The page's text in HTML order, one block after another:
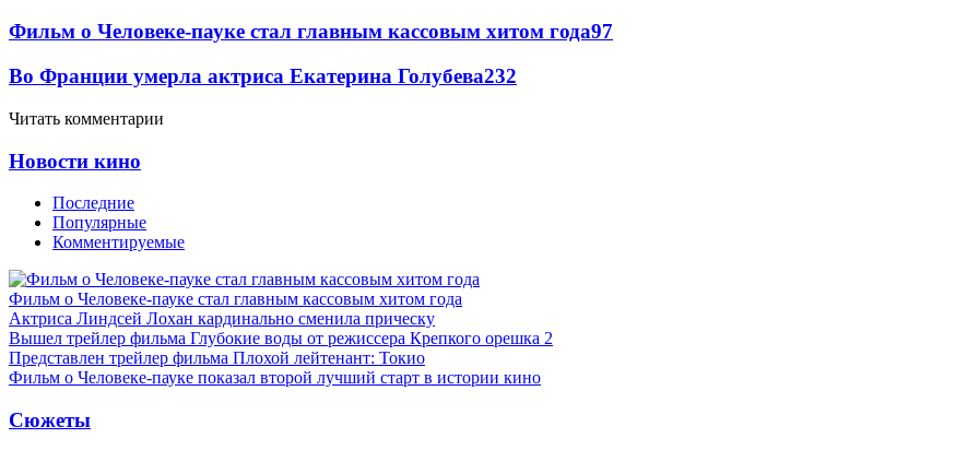
Фильм о Человеке-пауке стал главным кассовым хитом года97
Во Франции умерла актриса Екатерина Голубева232
Читать комментарии
Новости кино
Последние
Популярные
Комментируемые
Фильм о Человеке-пауке стал главным кассовым хитом года
Актриса Линдсей Лохан кардинально сменила прическу
Вышел трейлер фильма Глубокие воды от режиссера Крепкого орешка 2
Представлен трейлер фильма Плохой лейтенант: Токио
Фильм о Человеке-пауке показал второй лучший старт в истории кино
Сюжеты